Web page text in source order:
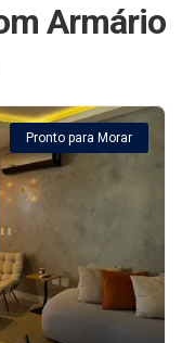
Armário
Pronto para Morar